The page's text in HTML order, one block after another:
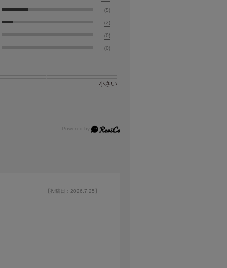
(5)
(2)
(0)
(0)
小さい
【投稿日：2026.7.25】